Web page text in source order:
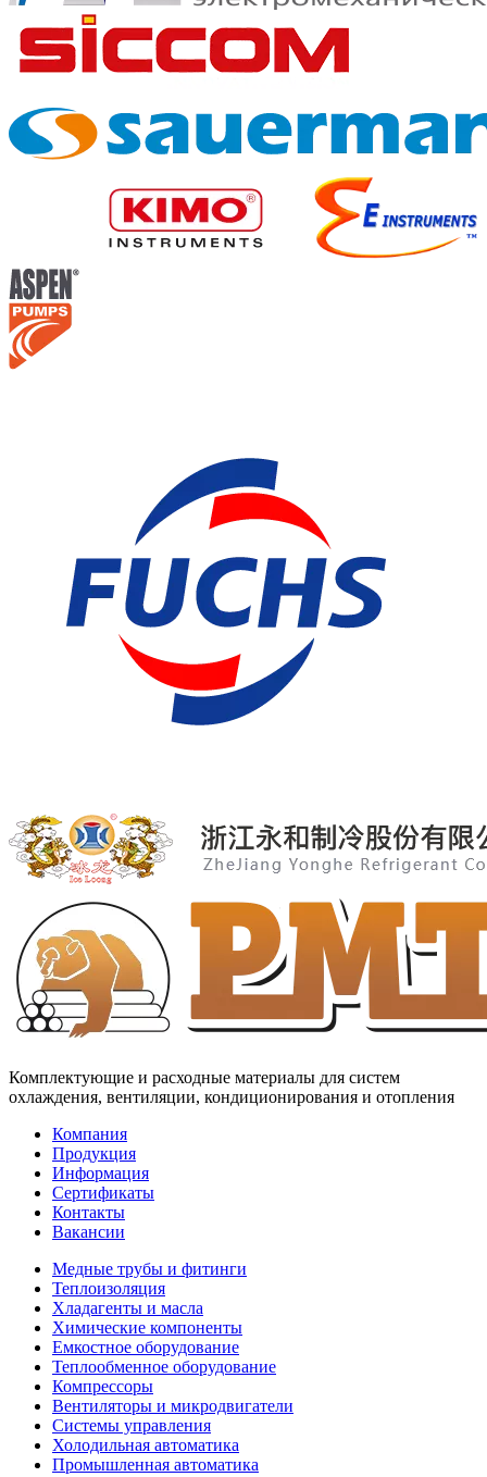
Комплектующие и расходные материалы для систем
охлаждения, вентиляции, кондиционирования и отопления
Компания
Продукция
Информация
Сертификаты
Контакты
Вакансии
Медные трубы и фитинги
Теплоизоляция
Хладагенты и масла
Химические компоненты
Емкостное оборудование
Теплообменное оборудование
Компрессоры
Вентиляторы и микродвигатели
Системы управления
Холодильная автоматика
Промышленная автоматика